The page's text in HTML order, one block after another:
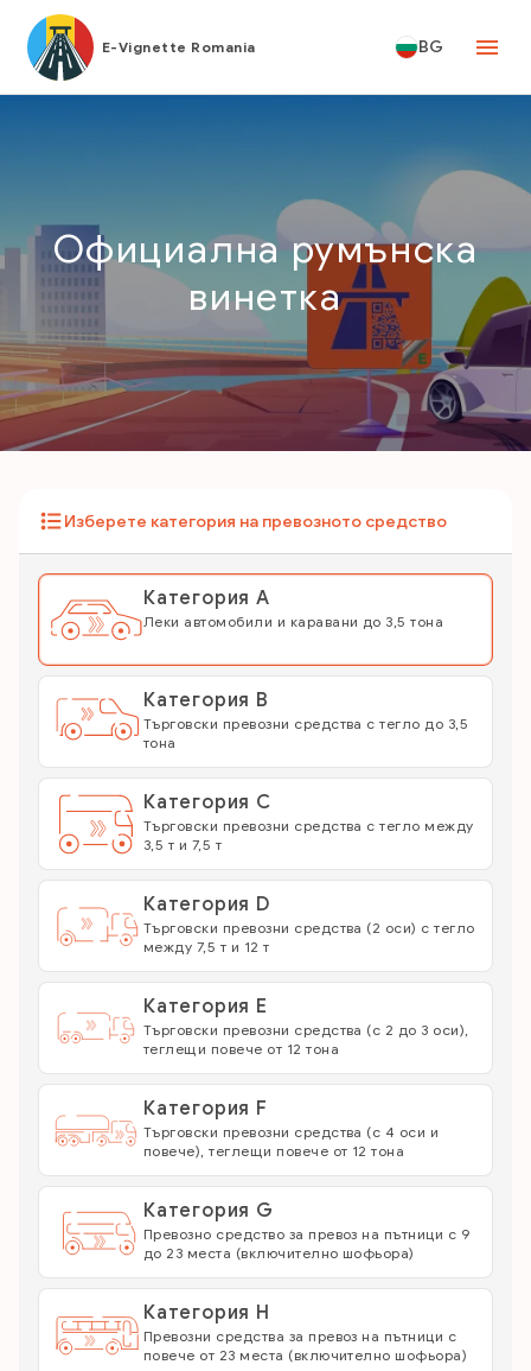
E-Vignette Romania BG
Официална румънска
винетка
Изберете категория на превозното средство
Категория A
Леки автомобили и каравани до 3,5 тона
Категория B
Търговски превозни средства с тегло до 3,5
тона
Категория C
Търговски превозни средства с тегло между
3,5 т и 7,5 т
Категория D
Търговски превозни средства (2 оси) с тегло
между 7,5 т и 12 т
Категория Е
Търговски превозни средства (с 2 до 3 оси),
теглещи повече от 12 тона
Категория F
Търговски превозни средства (с 4 оси и
повече), теглещи повече от 12 тона
Категория G
Превозно средство за превоз на пътници с 9
до 23 места (включително шофьора)
Категория Н
Превозни средства за превоз на пътници с
повече от 23 места (включително шофьора)